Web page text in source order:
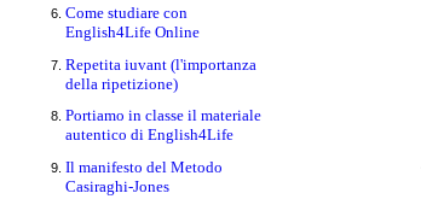
Come studiare con
English4Life Online
Repetita iuvant (l'importanza
della ripetizione)
Portiamo in classe il materiale
autentico di English4Life
Il manifesto del Metodo
Casiraghi-Jones